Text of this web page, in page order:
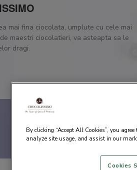
mai fina ciocolata, umplute cu cele mai
maestri ciocolatieri, va asteapta sa le
dragi.
By clicking “Accept All Cookies”, you
analyze site usage, and assist in our
Cookies